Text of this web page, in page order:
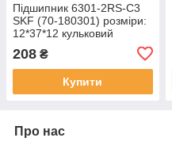
Підшипник 6301-2RS-C3
SKF (70-180301) розміри:
12*37*12 кульковий
208 ₴
Купити
Про нас